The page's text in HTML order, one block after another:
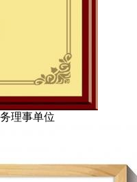
理事单位